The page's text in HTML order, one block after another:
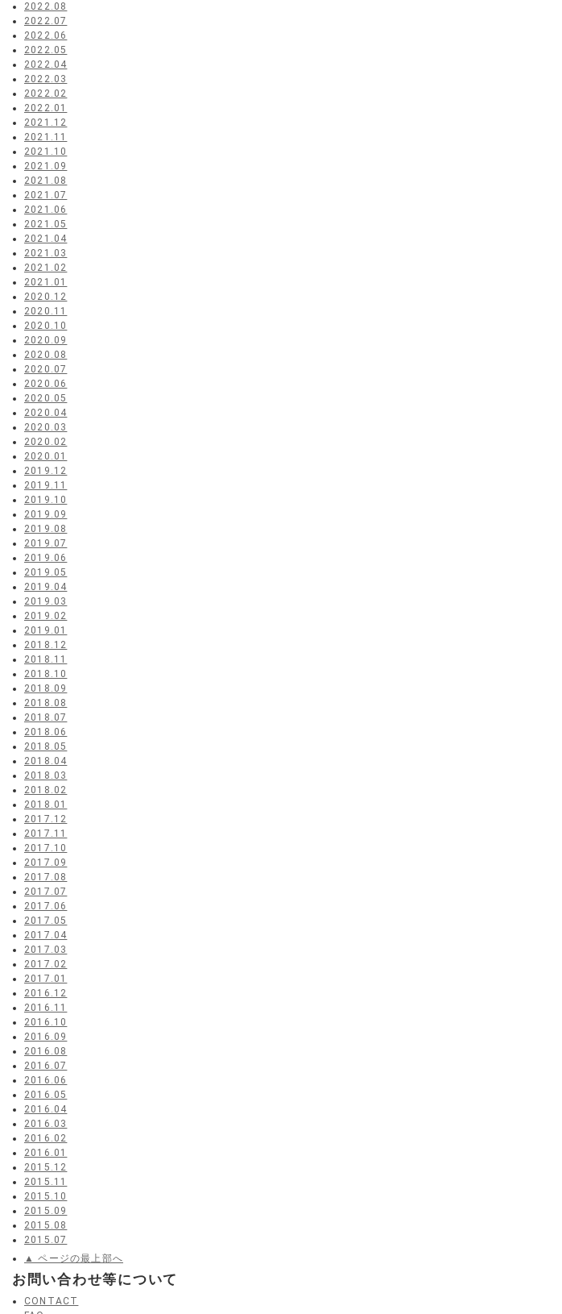
2022.08
2022.07
2022.06
2022.05
2022.04
2022.03
2022.02
2022.01
2021.12
2021.11
2021.10
2021.09
2021.08
2021.07
2021.06
2021.05
2021.04
2021.03
2021.02
2021.01
2020.12
2020.11
2020.10
2020.09
2020.08
2020.07
2020.06
2020.05
2020.04
2020.03
2020.02
2020.01
2019.12
2019.11
2019.10
2019.09
2019.08
2019.07
2019.06
2019.05
2019.04
2019.03
2019.02
2019.01
2018.12
2018.11
2018.10
2018.09
2018.08
2018.07
2018.06
2018.05
2018.04
2018.03
2018.02
2018.01
2017.12
2017.11
2017.10
2017.09
2017.08
2017.07
2017.06
2017.05
2017.04
2017.03
2017.02
2017.01
2016.12
2016.11
2016.10
2016.09
2016.08
2016.07
2016.06
2016.05
2016.04
2016.03
2016.02
2016.01
2015.12
2015.11
2015.10
2015.09
2015.08
2015.07
▲ ページの最上部へ
お問い合わせ等について
CONTACT